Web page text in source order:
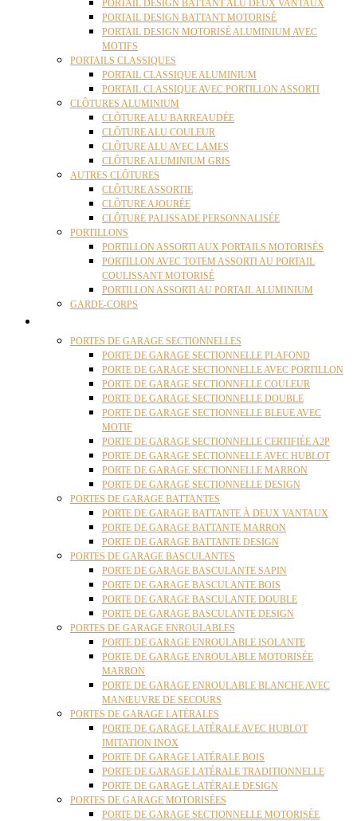
PORTAIL DESIGN BATTANT ALU DEUX VANTAUX
PORTAIL DESIGN BATTANT MOTORISÉ
PORTAIL DESIGN MOTORISÉ ALUMINIUM AVEC
MOTIFS
PORTAILS CLASSIQUES
PORTAIL CLASSIQUE ALUMINIUM
PORTAIL CLASSIQUE AVEC PORTILLON ASSORTI
CLÔTURES ALUMINIUM
CLÔTURE ALU BARREAUDÉE
CLÔTURE ALU COULEUR
CLÔTURE ALU AVEC LAMES
CLÔTURE ALUMINIUM GRIS
AUTRES CLÔTURES
CLÔTURE ASSORTIE
CLÔTURE AJOURÉE
CLÔTURE PALISSADE PERSONNALISÉE
PORTILLONS
PORTILLON ASSORTI AUX PORTAILS MOTORISÉS
PORTILLON AVEC TOTEM ASSORTI AU PORTAIL
COULISSANT MOTORISÉ
PORTILLON ASSORTI AU PORTAIL ALUMINIUM
GARDE-CORPS
PORTES DE GARAGE SECTIONNELLES
PORTE DE GARAGE SECTIONNELLE PLAFOND
PORTE DE GARAGE SECTIONNELLE AVEC PORTILLON
PORTE DE GARAGE SECTIONNELLE COULEUR
PORTE DE GARAGE SECTIONNELLE DOUBLE
PORTE DE GARAGE SECTIONNELLE BLEUE AVEC
MOTIF
PORTE DE GARAGE SECTIONNELLE CERTIFIÉE A2P
PORTE DE GARAGE SECTIONNELLE AVEC HUBLOT
PORTE DE GARAGE SECTIONNELLE MARRON
PORTE DE GARAGE SECTIONNELLE DESIGN
PORTES DE GARAGE BATTANTES
PORTE DE GARAGE BATTANTE À DEUX VANTAUX
PORTE DE GARAGE BATTANTE MARRON
PORTE DE GARAGE BATTANTE DESIGN
PORTES DE GARAGE BASCULANTES
PORTE DE GARAGE BASCULANTE SAPIN
PORTE DE GARAGE BASCULANTE BOIS
PORTE DE GARAGE BASCULANTE DOUBLE
PORTE DE GARAGE BASCULANTE DESIGN
PORTES DE GARAGE ENROULABLES
PORTE DE GARAGE ENROULABLE ISOLANTE
PORTE DE GARAGE ENROULABLE MOTORISÉE
MARRON
PORTE DE GARAGE ENROULABLE BLANCHE AVEC
MANŒUVRE DE SECOURS
PORTES DE GARAGE LATÉRALES
PORTE DE GARAGE LATÉRALE AVEC HUBLOT
IMITATION INOX
PORTE DE GARAGE LATÉRALE BOIS
PORTE DE GARAGE LATÉRALE TRADITIONNELLE
PORTE DE GARAGE LATÉRALE DESIGN
PORTES DE GARAGE MOTORISÉES
PORTE DE GARAGE SECTIONNELLE MOTORISÉE